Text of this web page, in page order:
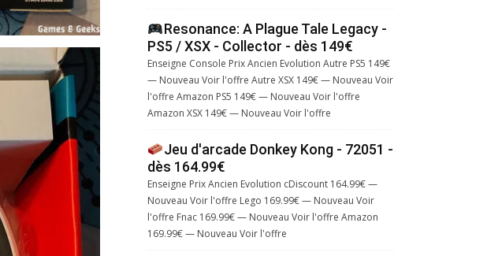
Resonance: A Plague Tale Legacy -
PS5 / XSX - Collector - dès 149€
Enseigne Console Prix Ancien Evolution Autre PS5 149€
— Nouveau Voir l'offre Autre XSX 149€ — Nouveau Voir
l'offre Amazon PS5 149€ — Nouveau Voir l'offre
Amazon XSX 149€ — Nouveau Voir l'offre
Jeu d'arcade Donkey Kong - 72051 -
dès 164.99€
Enseigne Prix Ancien Evolution cDiscount 164.99€ —
Nouveau Voir l'offre Lego 169.99€ — Nouveau Voir
l'offre Fnac 169.99€ — Nouveau Voir l'offre Amazon
169.99€ — Nouveau Voir l'offre